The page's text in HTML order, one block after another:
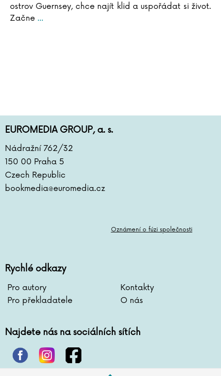
ostrov Guernsey, chce najít klid a uspořádat si život.
Začne ...
EUROMEDIA GROUP, a. s.
Nádražní 762/32
150 00 Praha 5
Czech Republic
bookmedia@euromedia.cz
Oznámení o fúzi společnosti
Rychlé odkazy
Pro autory
Kontakty
Pro překladatele
O nás
Najdete nás na sociálních sítích